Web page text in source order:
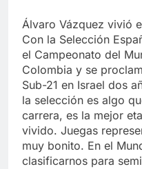
Álvaro Vázquez vivió
Con la Selección
el Campeonato del
Colombia y se
Sub-21 en Israel dos
la selección es algo
carrera, es la mejor
vivido. Juegas
muy bonito. En el
clasificarnos para